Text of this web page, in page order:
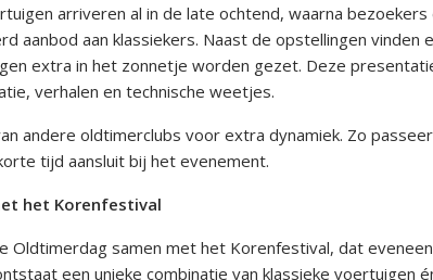
arriveren al in de late ochtend, waarna bezoekers
aanbod aan klassiekers. Naast de opstellingen
extra in het zonnetje worden gezet. Deze
verhalen en technische weetjes.
andere oldtimerclubs voor extra dynamiek. Zo
tijd aansluit bij het evenement.
het Korenfestival
Oldtimerdag samen met het Korenfestival, dat
een unieke combinatie van klassieke voertuigen